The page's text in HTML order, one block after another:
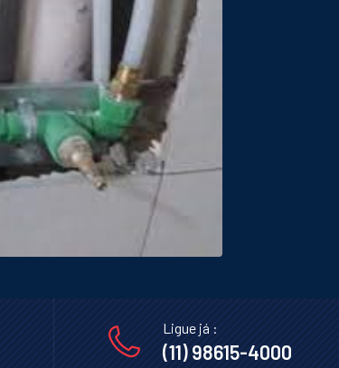
Ligue já :
(11) 98615-4000